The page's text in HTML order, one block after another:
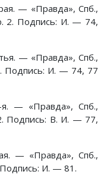
— «Правда», Спб.,
2. Подпись: И. — 74,
— «Правда», Спб.,
Подпись: И. — 74, 77
— «Правда», Спб.,
Подпись: В. И. — 77,
— «Правда», Спб.,
И. — 81.